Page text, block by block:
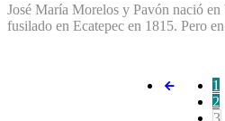
José María Morelos y Pavón nació
fusilado en Ecatepec en 1815. Pero
1
2
3